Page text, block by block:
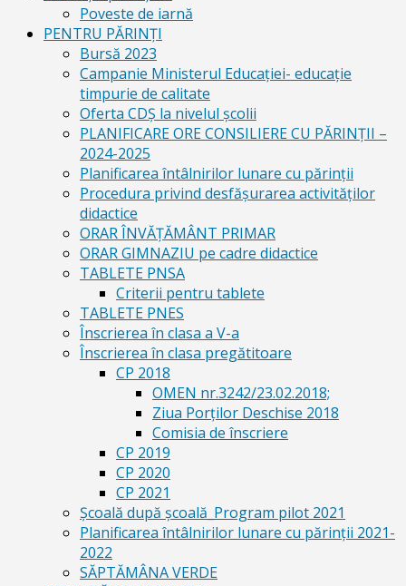
Poveste de iarnă
PENTRU PĂRINȚI
Bursă 2023
Campanie Ministerul Educației- educație
timpurie de calitate
Oferta CDŞ la nivelul şcolii
PLANIFICARE ORE CONSILIERE CU PĂRINȚII –
2024-2025
Planificarea întâlnirilor lunare cu părinții
Procedura privind desfășurarea activităților
didactice
ORAR ÎNVĂȚĂMÂNT PRIMAR
ORAR GIMNAZIU pe cadre didactice
TABLETE PNSA
Criterii pentru tablete
TABLETE PNES
Înscrierea în clasa a V-a
Înscrierea în clasa pregătitoare
CP 2018
OMEN nr.3242/23.02.2018;
Ziua Porților Deschise 2018
Comisia de înscriere
CP 2019
CP 2020
CP 2021
Școală după școală_Program pilot 2021
Planificarea întâlnirilor lunare cu părinții 2021-
2022
SĂPTĂMÂNA VERDE